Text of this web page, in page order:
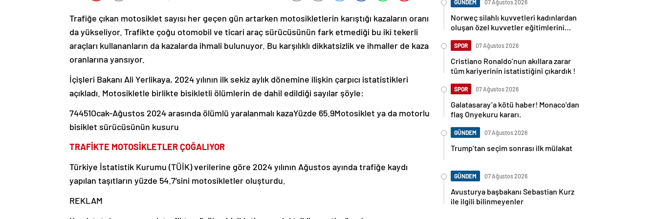
Trafiğe çıkan motosiklet sayısı her geçen gün artarken motosikletlerin karıştığı kazaların oranı
da yükseliyor. Trafikte çoğu otomobil ve ticari araç sürücüsünün fark etmediği bu iki tekerli
araçları kullananların da kazalarda ihmali bulunuyor. Bu karşılıklı dikkatsizlik ve ihmaller de kaza
oranlarına yansıyor.
İçişleri Bakanı Ali Yerlikaya, 2024 yılının ilk sekiz aylık dönemine ilişkin çarpıcı istatistikleri
açıkladı. Motosikletle birlikte bisikletli ölümlerin de dahil edildiği sayılar şöyle:
74451Ocak-Ağustos 2024 arasında ölümlü yaralanmalı kazaYüzde 65.9Motosiklet ya da motorlu
bisiklet sürücüsünün kusuru
TRAFİKTE MOTOSİKLETLER ÇOĞALIYOR
Türkiye İstatistik Kurumu (TÜİK) verilerine göre 2024 yılının Ağustos ayında trafiğe kaydı
yapılan taşıtların yüzde 54.7’sini motosikletler oluşturdu.
REKLAM
GÜNDEM 07 Ağustos 2026
Norweç silahlı kuvvetleri kadınlardan
oluşan özel kuvvetler eğitimlerini
SPOR 07 Ağustos 2026
Cristiano Ronaldo’nun akıllara zarar
tüm kariyerinin istatistiğini çıkardık !
SPOR 07 Ağustos 2026
Galatasaray’a kötü haber! Monaco’dan
flaş Onyekuru kararı.
GÜNDEM 07 Ağustos 2026
Trump’tan seçim sonrası ilk mülakat
GÜNDEM 07 Ağustos 2026
Avusturya başbakanı Sebastian Kurz
ile ilgili bilinmeyenler